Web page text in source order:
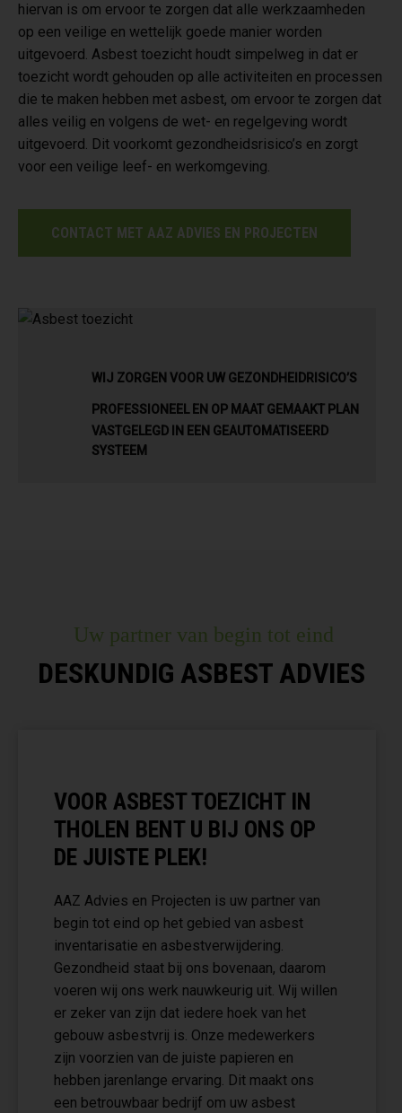
hiervan is om ervoor te zorgen dat alle werkzaamheden
op een veilige en wettelijk goede manier worden
uitgevoerd. Asbest toezicht houdt simpelweg in dat er
toezicht wordt gehouden op alle activiteiten en processen
die te maken hebben met asbest, om ervoor te zorgen dat
alles veilig en volgens de wet- en regelgeving wordt
uitgevoerd. Dit voorkomt gezondheidsrisico’s en zorgt
voor een veilige leef- en werkomgeving.
CONTACT MET AAZ ADVIES EN PROJECTEN
WIJ ZORGEN VOOR UW GEZONDHEIDRISICO’S
PROFESSIONEEL EN OP MAAT GEMAAKT PLAN
VASTGELEGD IN EEN GEAUTOMATISEERD
SYSTEEM
Uw partner van begin tot eind
DESKUNDIG ASBEST ADVIES
VOOR ASBEST TOEZICHT IN
THOLEN BENT U BIJ ONS OP
DE JUISTE PLEK!
AAZ Advies en Projecten is uw partner van
begin tot eind op het gebied van asbest
inventarisatie en asbestverwijdering.
Gezondheid staat bij ons bovenaan, daarom
voeren wij ons werk nauwkeurig uit. Wij willen
er zeker van zijn dat iedere hoek van het
gebouw asbestvrij is. Onze medewerkers
zijn voorzien van de juiste papieren en
hebben jarenlange ervaring. Dit maakt ons
een betrouwbaar bedrijf om uw asbest